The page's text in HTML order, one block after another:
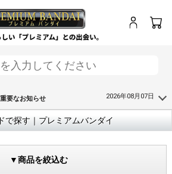
要なお知らせ 2026年08月07日
で探す｜プレミアムバンダイ
▼商品を絞込む